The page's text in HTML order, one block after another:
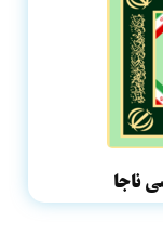
ناجا